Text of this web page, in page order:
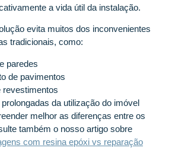
a vida útil da instalação.
evita muitos dos inconvenientes
tradicionais, como:
paredes
de pavimentos
revestimentos
da utilização do imóvel
melhor as diferenças entre os
também o nosso artigo sobre
com resina epóxi vs reparação